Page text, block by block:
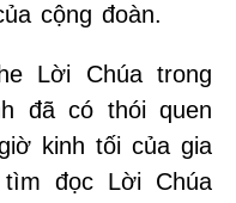
cộng đoàn.
Lời Chúa trong
đã có thói quen
kinh tối của gia
đọc Lời Chúa